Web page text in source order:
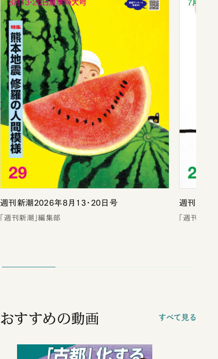
週刊新潮2026年8月13・20日号
「週刊新潮」編集部
週刊新潮
「週刊新潮
おすすめの動画 すべて見る